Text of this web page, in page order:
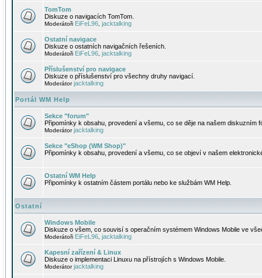
TomTom
Diskuze o navigacích TomTom.
Moderátoři EiFeL96 jacktalking
Ostatní navigace
Diskuze o ostatních navigačních řešeních.
Moderátoři EiFeL96 jacktalking
Příslušenství pro navigace
Diskuze o příslušenství pro všechny druhy navigací.
Moderátorjacktalking
Portál WM Help
Sekce "forum"
Připomínky k obsahu, provedení a všemu, co se děje na našem diskuzním
Moderátorjacktalking
Sekce "eShop (WM Shop)"
Připomínky k obsahu, provedení a všemu, co se objeví v našem
Ostatní WM Help
Připomínky k ostatním částem portálu nebo ke službám WM Help.
Ostatní
Windows Mobile
Diskuze o všem, co souvisí s operačním systémem Windows Mobile ve
Moderátoři EiFeL96 jacktalking
Kapesní zařízení & Linux
Diskuze o implementaci Linuxu na přístrojích s Windows Mobile.
Moderátorjacktalking